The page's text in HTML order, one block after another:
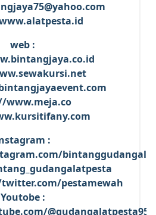
web :
www.meja.co
:
pestamewah
Youtobe :